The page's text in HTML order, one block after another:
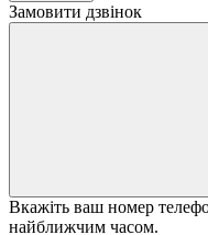
Замовити дзвінок
Вкажіть ваш номер
найближчим часом.